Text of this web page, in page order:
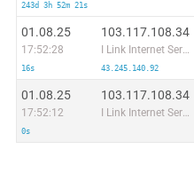
243d 3h 52m 21s
01.08.25
17:52:28
16s
103.117.108.34
I Link Internet Service (I.T)
43.245.140.92
01.08.25
17:52:12
0s
103.117.108.34
I Link Internet Service (I.T)